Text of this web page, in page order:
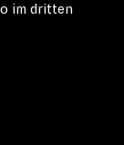
im dritten